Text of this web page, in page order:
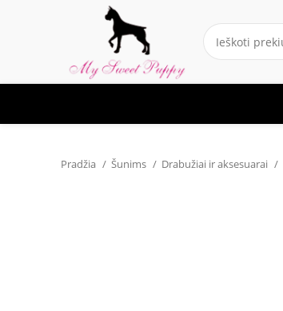
Pradžia Šunims Drabužiai ir aksesuarai